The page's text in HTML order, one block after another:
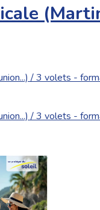
/ 3 volets -
/ 3 volets -